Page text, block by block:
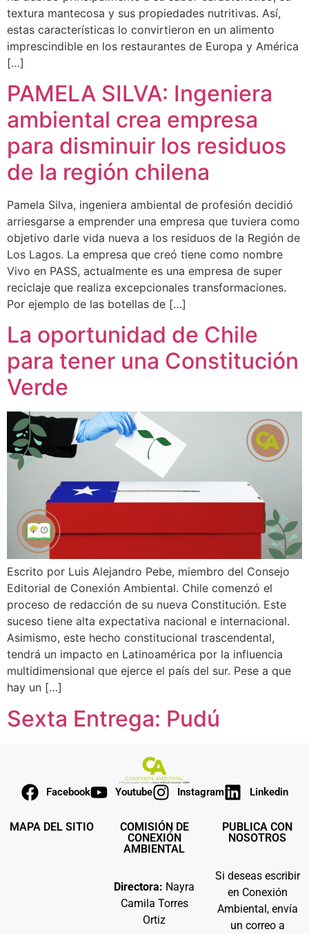
textura mantecosa y sus propiedades nutritivas. Así,
estas características lo convirtieron en un alimento
imprescindible en los restaurantes de Europa y América
[…]
PAMELA SILVA: Ingeniera
ambiental crea empresa
para disminuir los residuos
de la región chilena
Pamela Silva, ingeniera ambiental de profesión decidió
arriesgarse a emprender una empresa que tuviera como
objetivo darle vida nueva a los residuos de la Región de
Los Lagos. La empresa que creó tiene como nombre
Vivo en PASS, actualmente es una empresa de super
reciclaje que realiza excepcionales transformaciones.
Por ejemplo de las botellas de […]
La oportunidad de Chile
para tener una Constitución
Verde
Escrito por Luis Alejandro Pebe, miembro del Consejo
Editorial de Conexión Ambiental. Chile comenzó el
proceso de redacción de su nueva Constitución. Este
suceso tiene alta expectativa nacional e internacional.
Asimismo, este hecho constitucional trascendental,
tendrá un impacto en Latinoamérica por la influencia
multidimensional que ejerce el país del sur. Pese a que
hay un […]
Sexta Entrega: Pudú
Facebook Youtube Instagram Linkedin
MAPA DEL SITIO
COMISIÓN DE
CONEXIÓN
AMBIENTAL
Directora: Nayra
Camila Torres
Ortiz
PUBLICA CON
NOSOTROS
Si deseas escribir
en Conexión
Ambiental, envía
un correo a